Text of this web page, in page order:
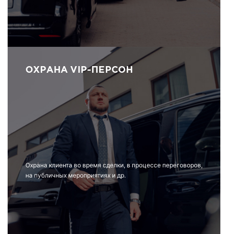
ОХРАНА VIP-ПЕРСОН
Охрана клиента во время сделки, в процессе переговоров,
на публичных мероприятиях и др.